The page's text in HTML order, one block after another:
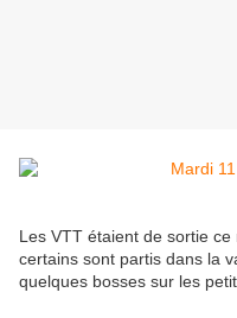
Les VTT étaient de sortie
certains sont partis dans la
quelques bosses sur les